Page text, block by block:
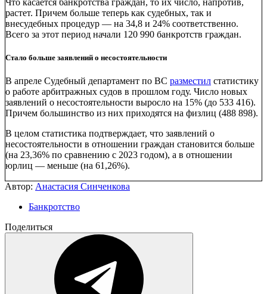
Что касается банкротства граждан, то их число, напротив,
растет. Причем больше теперь как судебных, так и
внесудебных процедур — на 34,8 и 24% соответственно.
Всего за этот период начали 120 990 банкротств граждан.
Стало больше заявлений о несостоятельности
В апреле Судебный департамент по ВС разместил статистику
о работе арбитражных судов в прошлом году. Число новых
заявлений о несостоятельности выросло на 15% (до 533 416).
Причем большинство из них приходятся на физлиц (488 898).
В целом статистика подтверждает, что заявлений о
несостоятельности в отношении граждан становится больше
(на 23,36% по сравнению с 2023 годом), а в отношении
юрлиц — меньше (на 61,26%).
Автор: Анастасия Синченкова
Банкротство
Поделиться